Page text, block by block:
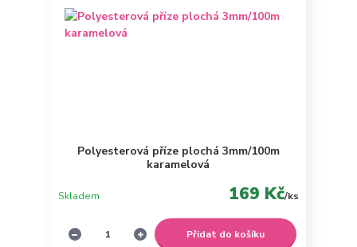
Polyesterová příze plochá 3mm/100m
karamelová
169 Kč/ks
Skladem
Přidat do košíku